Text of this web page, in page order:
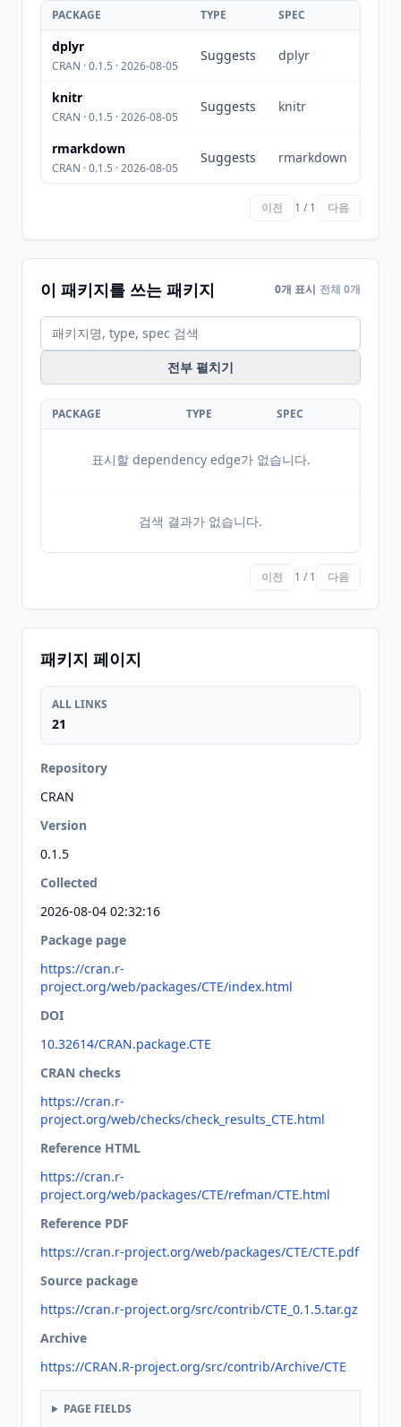
PACKAGE TYPE SPEC
dplyr
CRAN · 0.1.5 · 2026-08-05
Suggests dplyr
knitr
CRAN · 0.1.5 · 2026-08-05
Suggests knitr
rmarkdown
CRAN · 0.1.5 · 2026-08-05
Suggests rmarkdown
이전 1 / 1 다음
이 패키지를 쓰는 패키지 0개 표시 전체 0개
전부 펼치기
PACKAGE TYPE SPEC
표시할 dependency edge가 없습니다.
검색 결과가 없습니다.
이전 1 / 1 다음
패키지 페이지
ALL LINKS
21
Repository
CRAN
Version
0.1.5
Collected
2026-08-04 02:32:16
Package page
https://cran.r-
project.org/web/packages/CTE/index.html
DOI
10.32614/CRAN.package.CTE
CRAN checks
https://cran.r-
project.org/web/checks/check_results_CTE.html
Reference HTML
https://cran.r-
project.org/web/packages/CTE/refman/CTE.html
Reference PDF
https://cran.r-project.org/web/packages/CTE/CTE.pdf
Source package
https://cran.r-project.org/src/contrib/CTE_0.1.5.tar.gz
Archive
https://CRAN.R-project.org/src/contrib/Archive/CTE
PAGE FIELDS